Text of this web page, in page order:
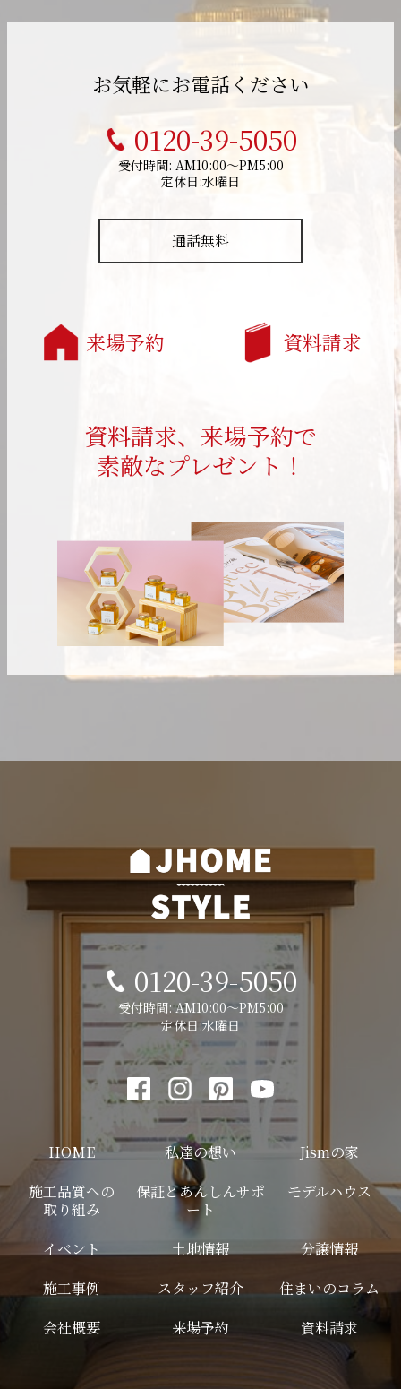
お気軽にお電話ください
0120-39-5050
受付時間: AM10:00～PM5:00
定休日:水曜日
通話無料
来場予約 資料請求
資料請求、来場予約で
素敵なプレゼント！
0120-39-5050
受付時間: AM10:00～PM5:00
定休日:水曜日
HOME 私達の想い
Jismの家
施工品質への
取り組み
保証とあんしんサポ
ート
モデルハウス
イベント 土地情報
分譲情報
施工事例
スタッフ紹介
住まいのコラム
会社概要
来場予約 資料請求